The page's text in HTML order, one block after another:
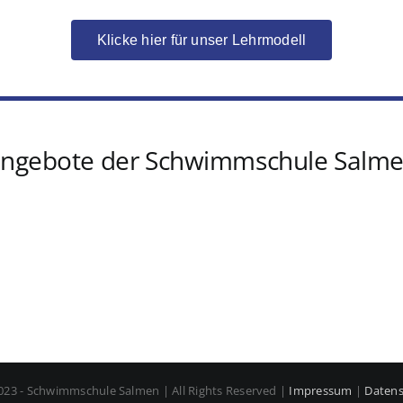
Klicke hier für unser Lehrmodell
der Schwimmschule
- Schwimmschule Salmen | All Rights Reserved | Impressum |